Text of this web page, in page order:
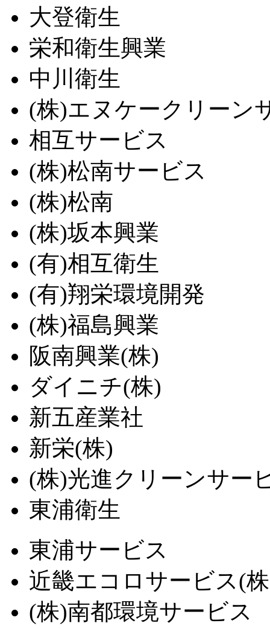
大登衛生
栄和衛生興業
中川衛生
(株)エヌケークリーン
相互サービス
(株)松南サービス
(株)松南
(株)坂本興業
(有)相互衛生
(有)翔栄環境開発
(株)福島興業
阪南興業(株)
ダイニチ(株)
新五産業社
新栄(株)
(株)光進クリーンサー
東浦衛生
東浦サービス
近畿エコロサービス(
(株)南都環境サービス